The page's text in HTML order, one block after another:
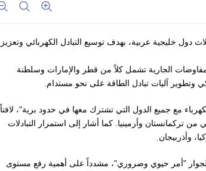
خليجية عربية، بهدف توسيع التبادل الكهربائي وتعزيز
الجارية تشمل كلاً من قطر والإمارات وسلطنة
آليات تبادل الطاقة على نحو مستدام.
مع جميع الدول التي تشترك معها في حدود برية"، لافتاً
من تركمانستان وأرمينيا. كما أشار إلى استمرار التبادلات
وأذربيجان.
الجوار "أمر حيوي وضروري"، مشدداً على أهمية رفع مستوى